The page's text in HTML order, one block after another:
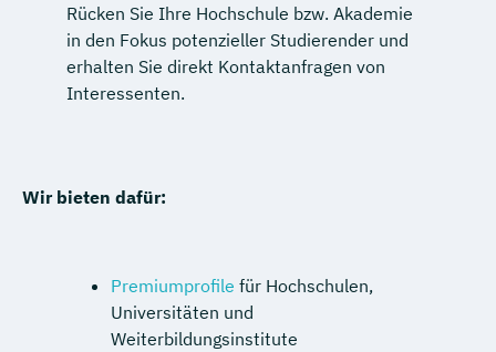
Rücken Sie Ihre Hochschule bzw. Akademie
in den Fokus potenzieller Studierender und
erhalten Sie direkt Kontaktanfragen von
Interessenten.
Wir bieten dafür:
Premiumprofile für Hochschulen,
Universitäten und
Weiterbildungsinstitute